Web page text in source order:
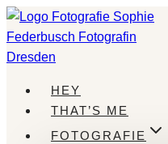
Zum
Inhalt
springen
HEY
THAT’S ME
FOTOGRAFIE